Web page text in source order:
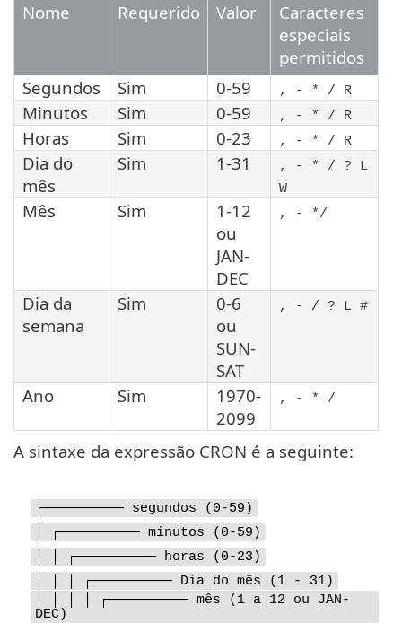
Nome
Requerido Valor
Caracteres
especiais
permitidos
Segundos
Sim 0-59 , - * / R
Minutos Sim 0-59 , - * / R
Horas Sim 0-23 , - * / R
Dia do
mês
Sim 1-31
, - * / ? L
W
Mês Sim
1-12
ou
JAN-
DEC
, - */
Dia da
semana
Sim
0-6
ou
SUN-
SAT
, - / ? L #
Ano Sim
1970-
2099
, - * /
A sintaxe da expressão CRON é a seguinte:
┌────────── segundos (0-59)
│ ┌────────── minutos (0-59)
│ │ ┌────────── horas (0-23)
│ │ │ ┌────────── Dia do mês (1 - 31)
│ │ │ │ ┌────────── mês (1 a 12 ou JAN-
DEC)